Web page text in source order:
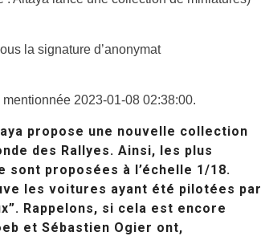
la signature d’anonymat
2023-01-08 02:38:00.
propose une nouvelle collection
des Rallyes. Ainsi, les plus
proposées à l’échelle 1/18.
les voitures ayant été pilotées par
Rappelons, si cela est encore
et Sébastien Ogier ont,